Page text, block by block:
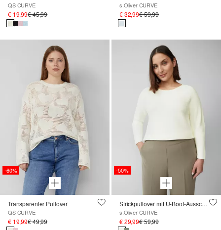
QS CURVE
€ 19,99€ 45,99
s.Oliver CURVE
€ 32,99€ 59,99
-60%
Transparenter Pullover
QS CURVE
€ 19,99€ 49,99
-50%
Strickpullover mit U-Boot-Ausschnitt und Rollsaum
s.Oliver CURVE
€ 29,99€ 59,99